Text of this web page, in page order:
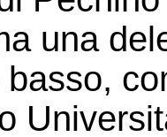
una